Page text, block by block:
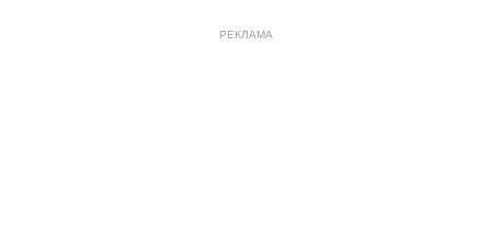
РЕКЛАМА